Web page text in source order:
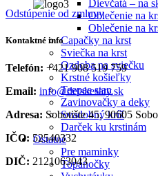
Dievčatá – na
Oblečenie na
Oblečenie na
Capačky na krst
Sviečka na krst
Ozdoba na sviečku
Krstné košieľky
Teepee stan
Zavinovačky a deky
Svadobný kríž
Darček ku krstinám
Ostatné
Pre maminky
Topánočky
Odstúpenie od zmluvy
Kontaktné info
Telefón: +421 908 519 759
Email: info@detskesaty.sk
Adresa: Sobotište 45, 90605
IČO: 52540332
DIČ: 2121063043
potrebné pre
fungovanie
stránky.
Štatistiky
Aby sme
mohli
zlepšiť
funkčnosť
a štruktúru
webovej
stránky na